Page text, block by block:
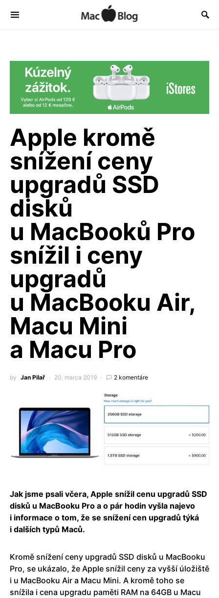
Apple kromě
snížení ceny
upgradů SSD
disků
u MacBooků Pro
snížil i ceny
upgradů
u MacBooku Air,
Macu Mini
a Macu Pro
by Jan Pilař 20. marca 2019 2 komentáre
Jak jsme psali včera, Apple snížil cenu upgradů SSD
disků u MacBooku Pro a o pár hodin vyšla najevo
i informace o tom, že se snížení cen upgradů týká
i dalších typů Maců.
Kromě snížení ceny upgradů SSD disků u MacBooku
Pro, se ukázalo, že Apple snížil ceny za vyšší úložiště
i u MacBooku Air a Macu Mini. A kromě toho se
snížila i cena upgradu paměti RAM na 64GB u Macu